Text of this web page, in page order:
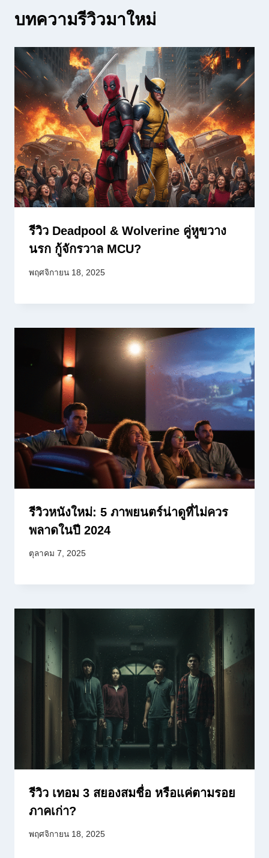
บทความรีวิวมาใหม่
รีวิว Deadpool & Wolverine คู่หูขวาง
นรก กู้จักรวาล MCU?
พฤศจิกายน 18, 2025
รีวิวหนังใหม่: 5 ภาพยนตร์น่าดูที่ไม่ควร
พลาดในปี 2024
ตุลาคม 7, 2025
รีวิว เทอม 3 สยองสมชื่อ หรือแค่ตามรอย
ภาคเก่า?
พฤศจิกายน 18, 2025